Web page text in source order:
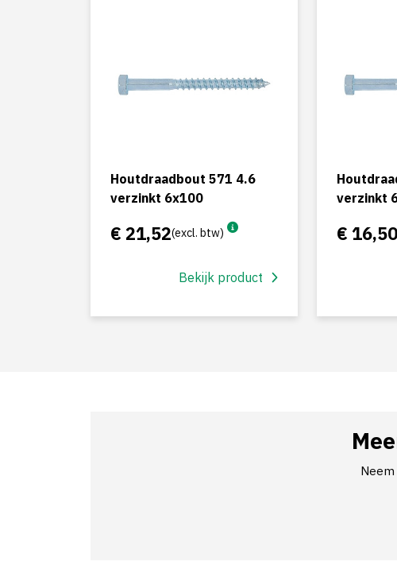
Houtdraadbout 571 4.6
verzinkt 6x100
€ 21,52(excl. btw)
Bekijk product
verzinkt
€ 16,50